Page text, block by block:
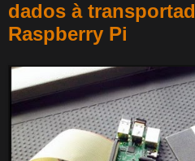
dados à
Raspberry Pi